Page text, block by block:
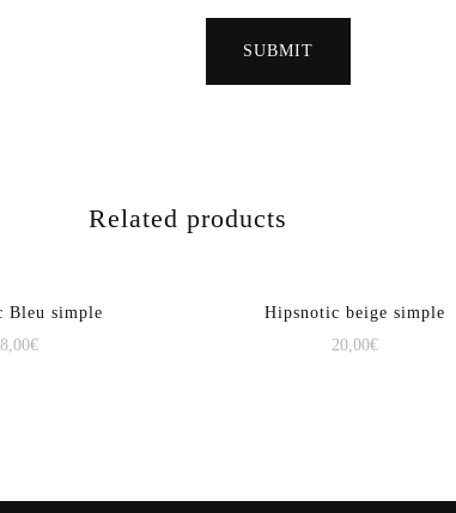
Related products
Bleu simple
€
Hipsnotic beige simple
20,00€